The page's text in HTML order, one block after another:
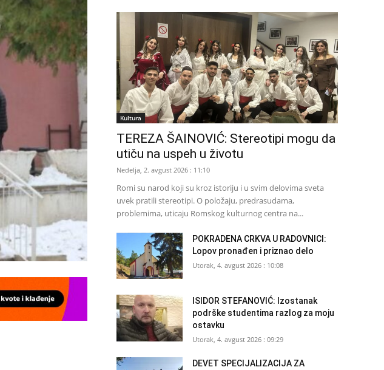
Kultura
TEREZA ŠAINOVIĆ: Stereotipi mogu da
utiču na uspeh u životu
Nedelja, 2. avgust 2026 : 11:10
Romi su narod koji su kroz istoriju i u svim delovima sveta
uvek pratili stereotipi. O položaju, predrasudama,
problemima, uticaju Romskog kulturnog centra na...
POKRADENA CRKVA U RADOVNICI:
Lopov pronađen i priznao delo
Utorak, 4. avgust 2026 : 10:08
ISIDOR STEFANOVIĆ: Izostanak
podrške studentima razlog za moju
ostavku
Utorak, 4. avgust 2026 : 09:29
DEVET SPECIJALIZACIJA ZA